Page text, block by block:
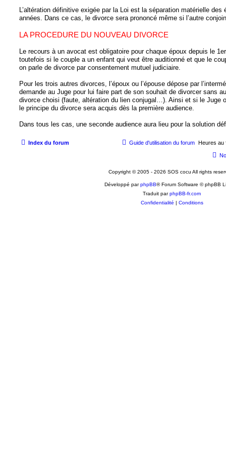
L’altération définitive exigée par la Loi est la séparation matérielle des
années. Dans ce cas, le divorce sera prononcé même si l’autre
LA PROCEDURE DU NOUVEAU DIVORCE
Le recours à un avocat est obligatoire pour chaque époux depuis le
toutefois si le couple a un enfant qui veut être auditionné et que le
on parle de divorce par consentement mutuel judiciaire.
Pour les trois autres divorces, l’époux ou l’épouse dépose par
demande au Juge pour lui faire part de son souhait de divorcer sans
divorce choisi (faute, altération du lien conjugal…). Ainsi et si le Juge
le principe du divorce sera acquis dès la première audience.
Dans tous les cas, une seconde audience aura lieu pour la solution
Index du forum Heures au
Guide d'utilisation du forum
Copyright © 2005 - 2026 SOS cocu All rights
Développé parphpBB® Forum Software © phpBB
Traduit parphpBB-fr.com
Confidentialité | Conditions